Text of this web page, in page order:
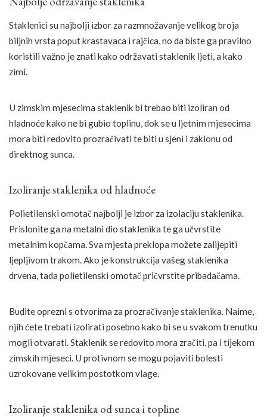
Staklenici su najbolji izbor za razmnožavanje velikog broja
biljnih vrsta poput krastavaca i rajčica, no da biste ga pravilno
koristili važno je znati kako održavati staklenik ljeti, a kako
zimi.
U zimskim mjesecima staklenik bi trebao biti izoliran od
hladnoće kako ne bi gubio toplinu, dok se u ljetnim mjesecima
mora biti redovito prozračivati te biti u sjeni i zaklonu od
direktnog sunca.
Izoliranje staklenika od hladnoće
Polietilenski omotač najbolji je izbor za izolaciju staklenika.
Prislonite ga na metalni dio staklenika te ga učvrstite
metalnim kopčama. Sva mjesta preklopa možete zalijepiti
ljepljivom trakom. Ako je konstrukcija vašeg staklenika
drvena, tada polietilenski omotač pričvrstite pribadačama.
Budite oprezni s otvorima za prozračivanje staklenika. Naime,
njih ćete trebati izolirati posebno kako bi se u svakom trenutku
mogli otvarati. Staklenik se redovito mora zračiti, pa i tijekom
zimskih mjeseci. U protivnom se mogu pojaviti bolesti
uzrokovane velikim postotkom vlage.
Izoliranje staklenika od sunca i topline